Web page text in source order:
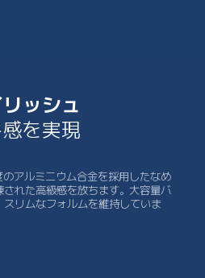
ッシュ
を実現
アルミニウム合金を採用したなめ
れた高級感を放ちます。大容量バ
リムなフォルムを維持していま